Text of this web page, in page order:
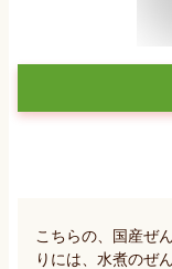
こちらの、国産ぜ
りには、水煮のぜ